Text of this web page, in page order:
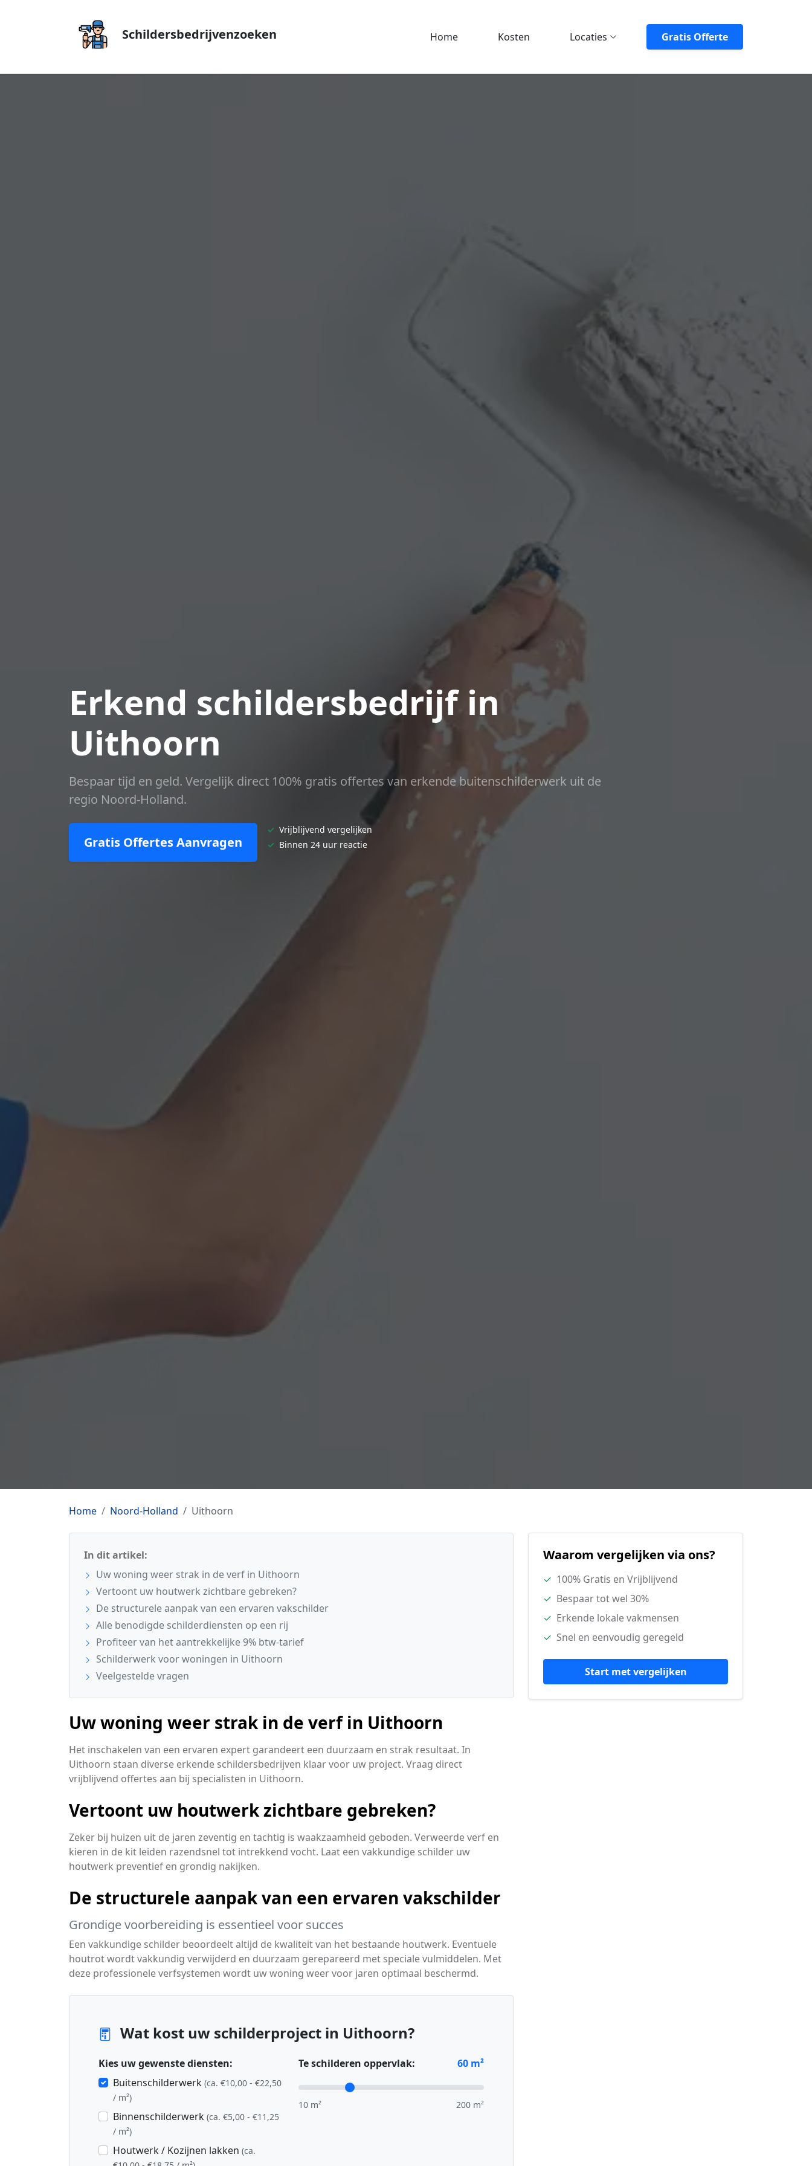
Schildersbedrijvenzoeken Home Kosten Locaties Gratis Offerte
Erkend schildersbedrijf in
Uithoorn
Bespaar tijd en geld. Vergelijk direct 100% gratis offertes van erkende buitenschilderwerk uit de
regio Noord-Holland.
Gratis Offertes Aanvragen
✓ Vrijblijvend vergelijken
✓ Binnen 24 uur reactie
Home Noord-Holland Uithoorn
In dit artikel:
Uw woning weer strak in de verf in Uithoorn
Vertoont uw houtwerk zichtbare gebreken?
De structurele aanpak van een ervaren vakschilder
Alle benodigde schilderdiensten op een rij
Profiteer van het aantrekkelijke 9% btw-tarief
Schilderwerk voor woningen in Uithoorn
Veelgestelde vragen
Uw woning weer strak in de verf in Uithoorn
Het inschakelen van een ervaren expert garandeert een duurzaam en strak resultaat. In
Uithoorn staan diverse erkende schildersbedrijven klaar voor uw project. Vraag direct
vrijblijvend offertes aan bij specialisten in Uithoorn.
Vertoont uw houtwerk zichtbare gebreken?
Zeker bij huizen uit de jaren zeventig en tachtig is waakzaamheid geboden. Verweerde verf en
kieren in de kit leiden razendsnel tot intrekkend vocht. Laat een vakkundige schilder uw
houtwerk preventief en grondig nakijken.
De structurele aanpak van een ervaren vakschilder
Grondige voorbereiding is essentieel voor succes
Een vakkundige schilder beoordeelt altijd de kwaliteit van het bestaande houtwerk. Eventuele
houtrot wordt vakkundig verwijderd en duurzaam gerepareerd met speciale vulmiddelen. Met
deze professionele verfsystemen wordt uw woning weer voor jaren optimaal beschermd.
Wat kost uw schilderproject in Uithoorn?
Kies uw gewenste diensten:
Buitenschilderwerk (ca. €10,00 - €22,50
/ m²)
Binnenschilderwerk (ca. €5,00 - €11,25
/ m²)
Houtwerk / Kozijnen lakken (ca.
Te schilderen oppervlak: 60 m²
10 m² 200 m²
Waarom vergelijken via ons?
✓ 100% Gratis en Vrijblijvend
✓ Bespaar tot wel 30%
✓ Erkende lokale vakmensen
✓ Snel en eenvoudig geregeld
Start met vergelijken